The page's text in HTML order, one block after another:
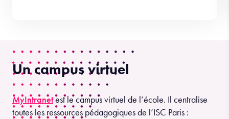
Un campus virtuel
MyIntranetest le campus virtuel de l’école. Il centralise
toutes les ressources pédagogiques de l’ISC Paris :